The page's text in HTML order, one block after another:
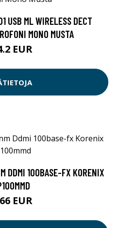
USB ML WIRELESS DECT
MONO MUSTA
EUR
DDMI 100BASE-FX KORENIX
EUR